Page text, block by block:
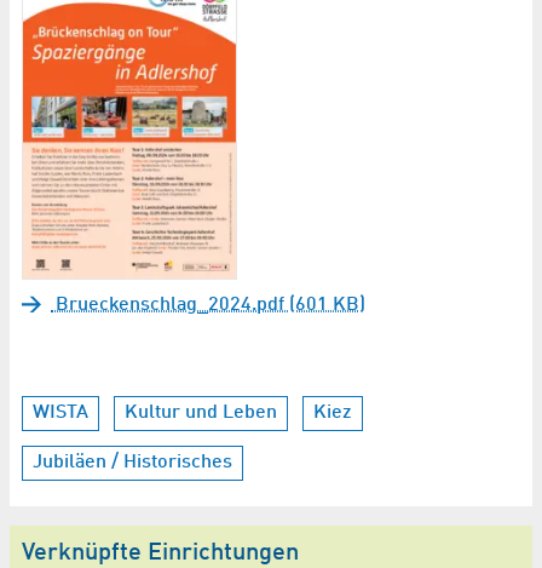
Brueckenschlag_2024.pdf (601 KB)
WISTA Kultur und Leben Kiez
Jubiläen / Historisches
Verknüpfte Einrichtungen